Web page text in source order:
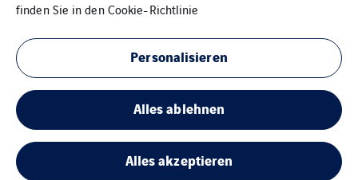
Goslar
finden Sie in denCookie-Richtlinie
Personalisieren
Alles ablehnen
Alles akzeptieren